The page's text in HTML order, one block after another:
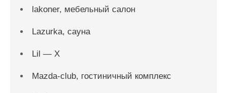
lakoner, мебельный салон
Lazurka, сауна
Lil — X
Mazda-club, гостиничный комплекс